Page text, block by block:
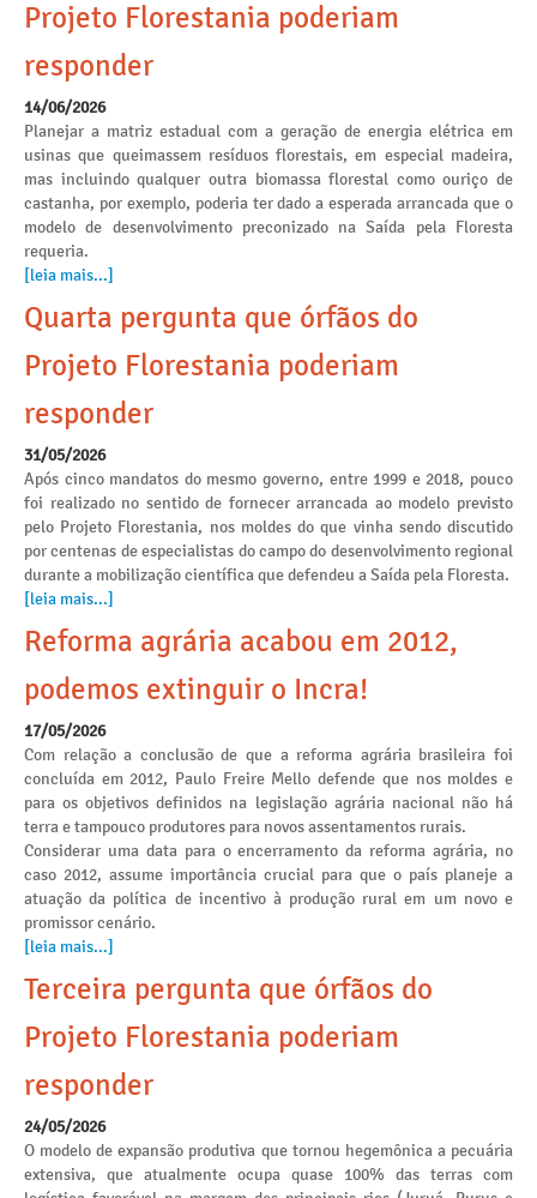
Projeto Florestania poderiam
responder
14/06/2026
Planejar a matriz estadual com a geração de energia elétrica em
usinas que queimassem resíduos florestais, em especial madeira,
mas incluindo qualquer outra biomassa florestal como ouriço de
castanha, por exemplo, poderia ter dado a esperada arrancada que o
modelo de desenvolvimento preconizado na Saída pela Floresta
requeria.
[leia mais...]
Quarta pergunta que órfãos do
Projeto Florestania poderiam
responder
31/05/2026
Após cinco mandatos do mesmo governo, entre 1999 e 2018, pouco
foi realizado no sentido de fornecer arrancada ao modelo previsto
pelo Projeto Florestania, nos moldes do que vinha sendo discutido
por centenas de especialistas do campo do desenvolvimento regional
durante a mobilização científica que defendeu a Saída pela Floresta.
[leia mais...]
Reforma agrária acabou em 2012,
podemos extinguir o Incra!
17/05/2026
Com relação a conclusão de que a reforma agrária brasileira foi
concluída em 2012, Paulo Freire Mello defende que nos moldes e
para os objetivos definidos na legislação agrária nacional não há
terra e tampouco produtores para novos assentamentos rurais.
Considerar uma data para o encerramento da reforma agrária, no
caso 2012, assume importância crucial para que o país planeje a
atuação da política de incentivo à produção rural em um novo e
promissor cenário.
[leia mais...]
Terceira pergunta que órfãos do
Projeto Florestania poderiam
responder
24/05/2026
O modelo de expansão produtiva que tornou hegemônica a pecuária
extensiva, que atualmente ocupa quase 100% das terras com